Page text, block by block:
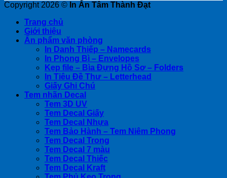
Copyright 2026 © In Ấn Tâm Thành Đạt
Trang chủ
Giới thiệu
Ấn phẩm văn phòng
In Danh Thiếp – Namecards
In Phong Bì – Envelopes
Kẹp file – Bìa Đựng Hồ Sơ – Folders
In Tiêu Đề Thư – Letterhead
Giấy Ghi Chú
Tem nhãn Decal
Tem 3D UV
Tem Decal Giấy
Tem Decal Nhựa
Tem Bảo Hành – Tem Niêm Phong
Tem Decal Trong
Tem Decal 7 màu
Tem Decal Thiếc
Tem Decal Kraft